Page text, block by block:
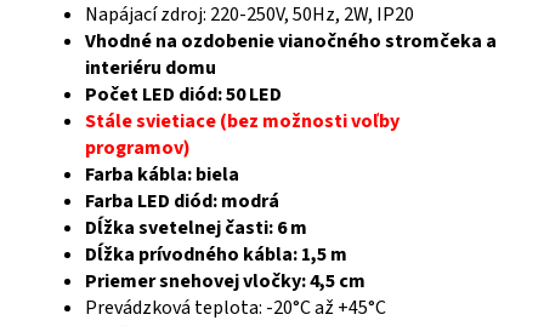
Napájací zdroj: 220-250V, 50Hz, 2W, IP20
Vhodné na ozdobenie vianočného stromčeka a
interiéru domu
Počet LED diód: 50 LED
Stále svietiace (bez možnosti voľby
programov)
Farba kábla: biela
Farba LED diód: modrá
Dĺžka svetelnej časti: 6 m
Dĺžka prívodného kábla: 1,5 m
Priemer snehovej vločky: 4,5 cm
Prevádzková teplota: -20°C až +45°C